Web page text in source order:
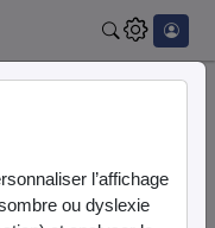
l’affichage
ou dyslexie